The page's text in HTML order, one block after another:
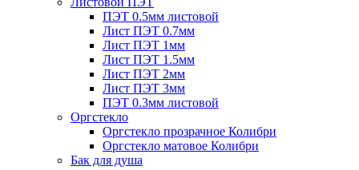
ПЭТ 0.5мм листовой
Лист ПЭТ 0.7мм
Лист ПЭТ 1мм
Лист ПЭТ 1.5мм
Лист ПЭТ 2мм
Лист ПЭТ 3мм
ПЭТ 0.3мм листовой
Оргстекло
Оргстекло прозрачное Колибри
Оргстекло матовое Колибри
Бак для душа